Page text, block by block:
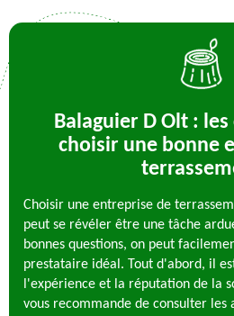
Balaguier D Olt :
choisir une bonne
Choisir une entreprise de
peut se révéler être une tâche
bonnes questions, on peut
prestataire idéal. Tout d'abord, il
l'expérience et la réputation de la
vous recommande de consulter les